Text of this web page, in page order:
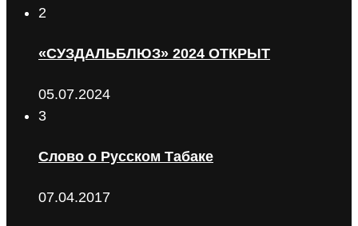
2
«СУЗДАЛЬБЛЮЗ» 2024 ОТКРЫТ
05.07.2024
3
Слово о Русском Табаке
07.04.2017